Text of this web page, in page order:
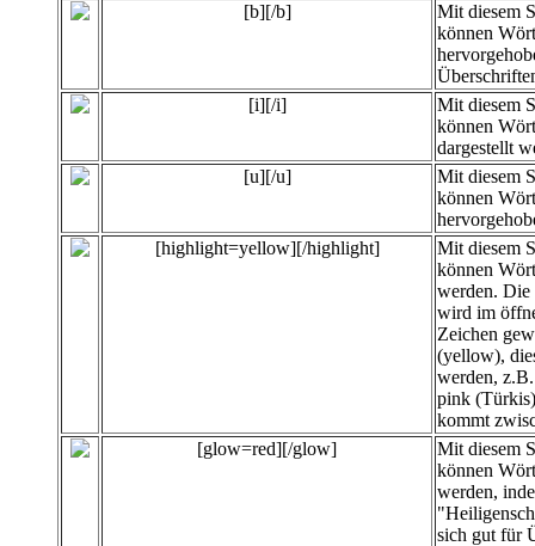
[b][/b]
Mit diesem
können
[i][/i]
Mit diesem
können
dargestellt
[u][/u]
Mit diesem
können
[highlight=yellow][/highlight]
Mit diesem
können
werden. Die
wird im
Zeichen
(yellow),
werden,
pink
kommt
[glow=red][/glow]
Mit diesem
können
werden,
sich gut für